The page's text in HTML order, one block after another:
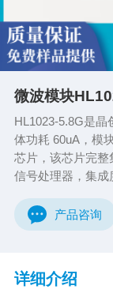
微波模块
HL1023-5.8G是
体功耗 60uA，模
芯片，该芯片完整
信号处理器，集
产品咨询
详细介绍